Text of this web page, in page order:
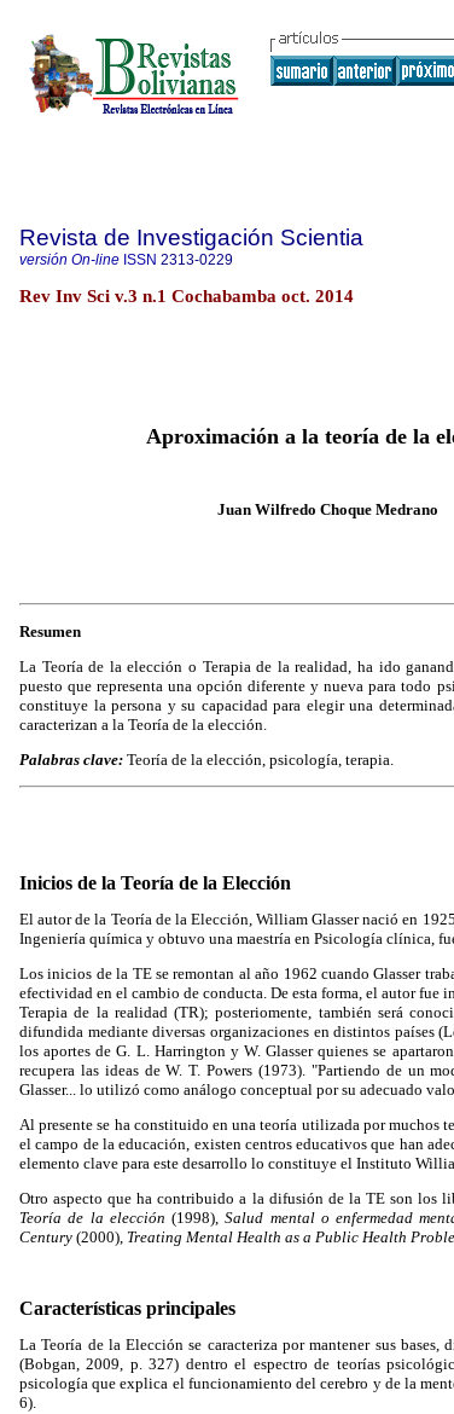
Revista de Investigación Scientia
versión On-line ISSN 2313-0229
Rev Inv Sci v.3 n.1 Cochabamba oct. 2014
Aproximación a la teoría de la
Juan Wilfredo Choque Medrano
Resumen
La Teoría de la elección o Terapia de la realidad, ha ido
puesto que representa una opción diferente y nueva para todo
constituye la persona y su capacidad para elegir una
caracterizan a la Teoría de la elección.
Palabras clave: Teoría de la elección, psicología, terapia.
Inicios de la Teoría de la Elección
El autor de la Teoría de la Elección, William Glasser nació en
Ingeniería química y obtuvo una maestría en Psicología clínica,
Los inicios de la TE se remontan al año 1962 cuando Glasser
efectividad en el cambio de conducta. De esta forma, el autor fue
Terapia de la realidad (TR); posteriomente, también será
difundida mediante diversas organizaciones en distintos países
los aportes de G. L. Harrington y W. Glasser quienes se
recupera las ideas de W. T. Powers (1973). "Partiendo de un
Glasser... lo utilizó como análogo conceptual por su adecuado
Al presente se ha constituido en una teoría utilizada por muchos
el campo de la educación, existen centros educativos que han
elemento clave para este desarrollo lo constituye el Instituto
Otro aspecto que ha contribuido a la difusión de la TE son los
Teoría de la elección (1998),Salud mental o enfermedad
Century (2000), Treating Mental Health as a Public Health
Características principales
La Teoría de la Elección se caracteriza por mantener sus
(Bobgan, 2009, p. 327) dentro el espectro de teorías
psicología que explica el funcionamiento del cerebro y de la
6).